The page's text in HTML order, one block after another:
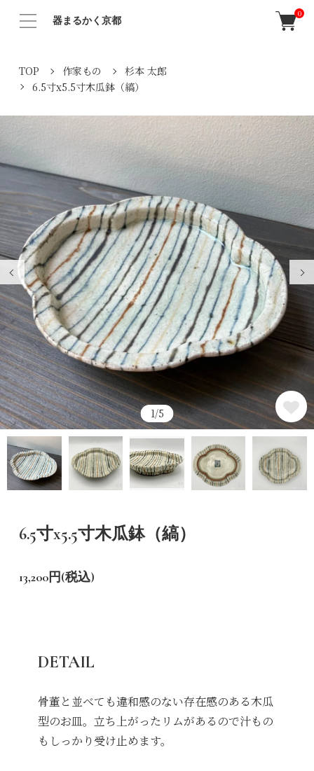
器まるかく京都
0
TOP 作家もの
杉本 太郎
6.5寸x5.5寸木瓜鉢（縞）
1/5
6.5寸x5.5寸木瓜鉢（縞）
13,200円(税込)
DETAIL
骨董と並べても違和感のない存在感のある木瓜
型のお皿。立ち上がったリムがあるので汁もの
もしっかり受け止めます。